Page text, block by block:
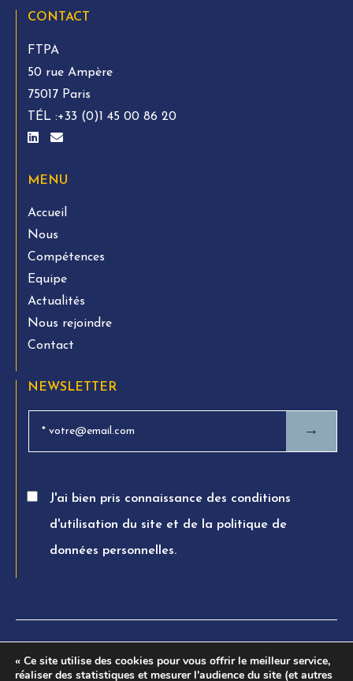
CONTACT
FTPA
50 rue Ampère
75017 Paris
TÉL :+33 (0)1 45 00 86 20
MENU
Accueil
Nous
Compétences
Equipe
Actualités
Nous rejoindre
Contact
NEWSLETTER
→
J'ai bien pris connaissance des conditions
d'utilisation du site et de la politique de
données personnelles.
« Ce site utilise des cookies pour vous offrir le meilleur service,
réaliser des statistiques et mesurer l'audience du site (et autres